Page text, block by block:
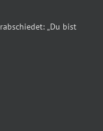
„Du bist